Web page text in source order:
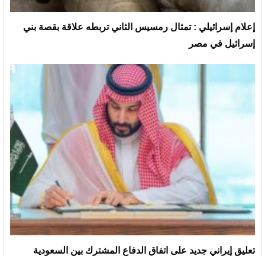
إعلام إسرائيلي : تمثال رمسيس الثاني تربطه علاقة بقصة بني
إسرائيل في مصر
تعليق إيراني جديد على اتفاق الدفاع المشترك بين السعودية